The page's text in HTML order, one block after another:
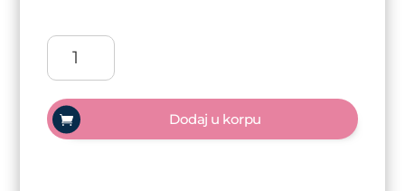
Arty
Nails
sjekač
zanoktica
količina
Dodaj u korpu